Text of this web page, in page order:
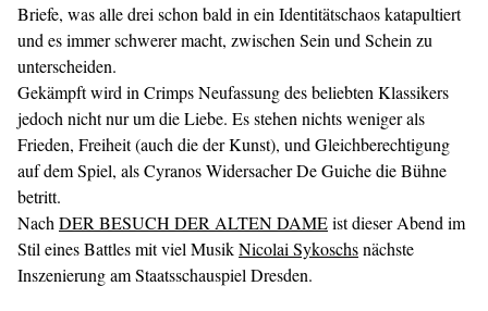
Briefe, was alle drei schon bald in ein Identitätschaos katapultiert
und es immer schwerer macht, zwischen Sein und Schein zu
unterscheiden.
Gekämpft wird in Crimps Neufassung des beliebten Klassikers
jedoch nicht nur um die Liebe. Es stehen nichts weniger als
Frieden, Freiheit (auch die der Kunst), und Gleichberechtigung
auf dem Spiel, als Cyranos Widersacher De Guiche die Bühne
betritt.
Nach DER BESUCH DER ALTEN DAMEist dieser Abend im
Stil eines Battles mit viel MusikNicolai Sykoschsnächste
Inszenierung am Staatsschauspiel Dresden.